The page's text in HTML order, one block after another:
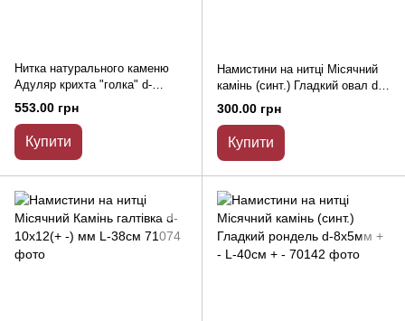
Нитка натурального каменю
Адуляр крихта "голка" d-
18х5мм L-41см + -
553.00 грн
Купити
Намистини на нитці Місячний
камінь (синт.) Гладкий овал d-
10х8мм + - L-39см + -
300.00 грн
Купити